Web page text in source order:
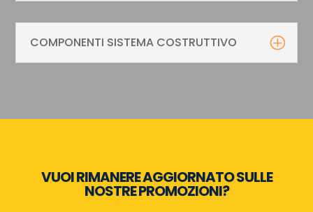
COMPONENTI SISTEMA COSTRUTTIVO
VUOI RIMANERE AGGIORNATO SULLE
NOSTRE PROMOZIONI?